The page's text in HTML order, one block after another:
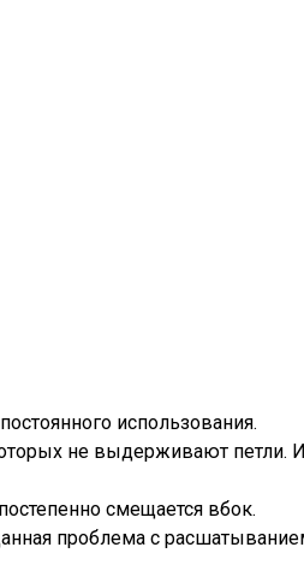
использования.
не выдерживают петли.
смещается вбок.
проблема с